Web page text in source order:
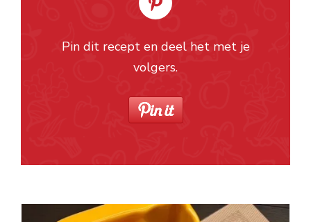
Pin dit recept en deel het met je
volgers.